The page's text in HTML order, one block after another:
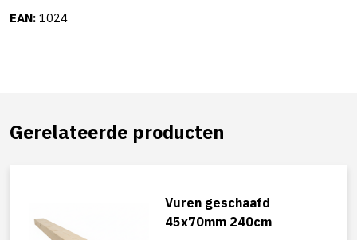
EAN: 1024
Gerelateerde producten
Vuren geschaafd
45x70mm 240cm